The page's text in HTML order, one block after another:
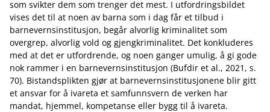
som svikter dem som trenger det mest. I utfordringsbildet
vises det til at noen av barna som i dag får et tilbud i
barnevernsinstitusjon, begår alvorlig kriminalitet som
overgrep, alvorlig vold og gjengkriminalitet. Det konkluderes
med at det er utfordrende, og noen ganger umulig, å gi gode
nok rammer i en barnevernsinstitusjon (Bufdir et al., 2021, s.
70). Bistandsplikten gjør at barnevernsinstitusjonene blir gitt
et ansvar for å ivareta et samfunnsvern de verken har
mandat, hjemmel, kompetanse eller bygg til å ivareta.